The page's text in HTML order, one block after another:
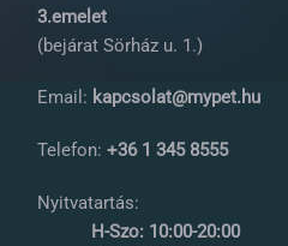
3.emelet
(bejárat Sörház u. 1.)
Email: kapcsolat@mypet.hu
Telefon: +36 1 345 8555
Nyitvatartás:
H-Szo: 10:00-20:00